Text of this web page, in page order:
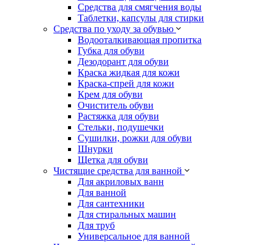
Средства для смягчения воды
Таблетки, капсулы для стирки
Средства по уходу за обувью
Водооталкивающая пропитка
Губка для обуви
Дезодорант для обуви
Краска жидкая для кожи
Краска-спрей для кожи
Крем для обуви
Очиститель обуви
Растяжка для обуви
Стельки, подушечки
Сушилки, рожки для обуви
Шнурки
Щетка для обуви
Чистящие средства для ванной
Для акриловых ванн
Для ванной
Для сантехники
Для стиральных машин
Для труб
Универсальное для ванной